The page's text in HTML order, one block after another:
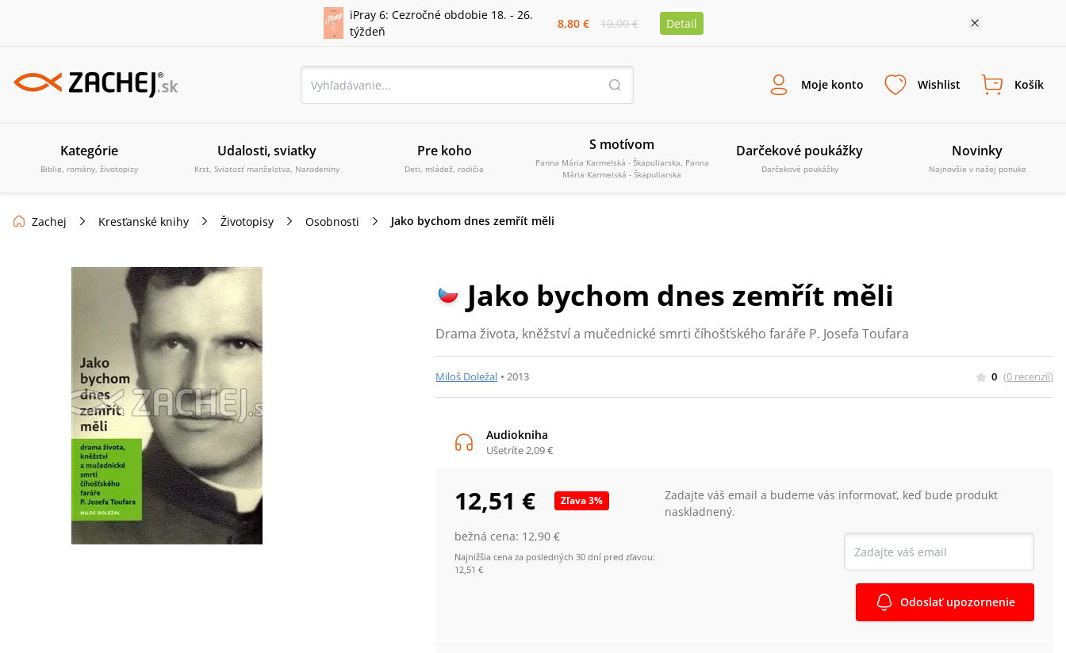
iPray 6: Cezročné obdobie 18. - 26.
týždeň
8,80 € 10,00 € Detail
Moje konto Wishlist Košík
Kategórie
Biblie, romány, životopisy
Udalosti, sviatky
Krst, Sviatosť manželstva, Narodeniny
Pre koho
Deti, mládež, rodičia
S motívom
Panna Mária Karmelská - Škapuliarska, Panna
Mária Karmelská - Škapuliarska
Darčekové poukážky
Darčekové poukážky
Novinky
Najnovšie v našej ponuke
Zachej Kresťanské knihy Životopisy Osobnosti Jako bychom dnes zemřít měli
Jako bychom dnes zemřít měli
Drama života, kněžství a mučednické smrti číhošťského faráře P. Josefa Toufara
Miloš Doležal •2013 0 (0 recenzií)
Audiokniha
Ušetríte2,09 €
12,51 € Zľava3%
bežná cena: 12,90 €
Najnižšia cena za posledných 30 dní pred zľavou:
12,51 €
Zadajte váš email a budeme vás informovať, keď bude produkt
naskladnený.
Odoslať upozornenie